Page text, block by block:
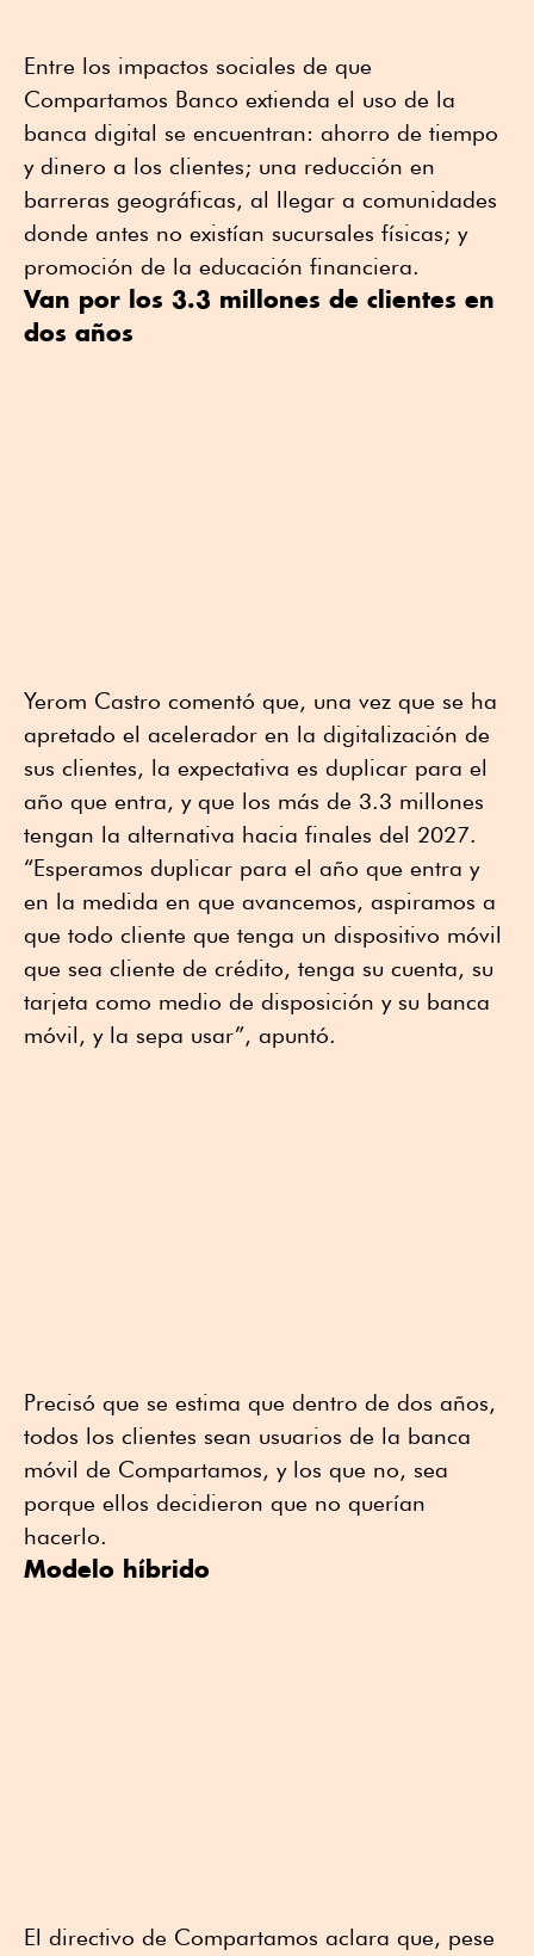
Entre los impactos sociales de que
Compartamos Banco extienda el uso de la
banca digital se encuentran: ahorro de tiempo
y dinero a los clientes; una reducción en
barreras geográficas, al llegar a comunidades
donde antes no existían sucursales físicas; y
promoción de la educación financiera.
Van por los 3.3 millones de clientes en
dos años
Yerom Castro comentó que, una vez que se ha
apretado el acelerador en la digitalización de
sus clientes, la expectativa es duplicar para el
año que entra, y que los más de 3.3 millones
tengan la alternativa hacia finales del 2027.
“Esperamos duplicar para el año que entra y
en la medida en que avancemos, aspiramos a
que todo cliente que tenga un dispositivo móvil
que sea cliente de crédito, tenga su cuenta, su
tarjeta como medio de disposición y su banca
móvil, y la sepa usar”, apuntó.
Precisó que se estima que dentro de dos años,
todos los clientes sean usuarios de la banca
móvil de Compartamos, y los que no, sea
porque ellos decidieron que no querían
hacerlo.
Modelo híbrido
El directivo de Compartamos aclara que, pese